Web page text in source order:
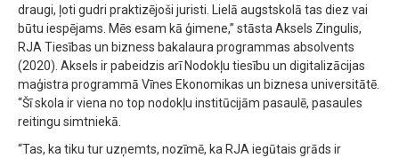
draugi, ļoti gudri praktizējoši juristi. Lielā augstskolā tas diez vai
būtu iespējams. Mēs esam kā ģimene,” stāsta Aksels Zingulis,
RJA Tiesības un bizness bakalaura programmas absolvents
(2020). Aksels ir pabeidzis arī Nodokļu tiesību un digitalizācijas
maģistra programmā Vīnes Ekonomikas un biznesa universitātē.
“Šī skola ir viena no top nodokļu institūcijām pasaulē, pasaules
reitingu simtniekā.
“Tas, ka tiku tur uzņemts, nozīmē, ka RJA iegūtais grāds ir